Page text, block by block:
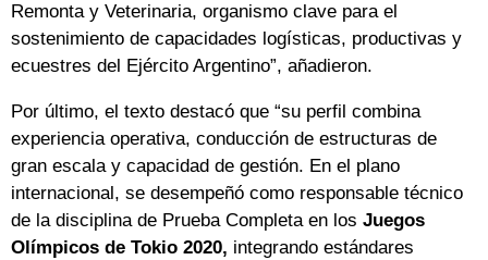
Remonta y Veterinaria, organismo clave para el
sostenimiento de capacidades logísticas, productivas y
ecuestres del Ejército Argentino”, añadieron.
Por último, el texto destacó que “su perfil combina
experiencia operativa, conducción de estructuras de
gran escala y capacidad de gestión. En el plano
internacional, se desempeñó como responsable técnico
de la disciplina de Prueba Completa en los Juegos
Olímpicos de Tokio 2020, integrando estándares